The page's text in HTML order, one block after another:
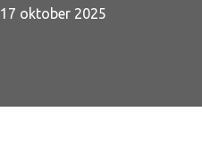
17 oktober 2025